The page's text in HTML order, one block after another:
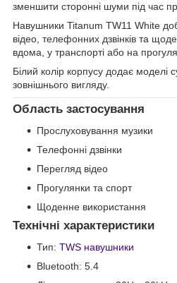
зменшити сторонні шуми під час
Навушники Titanum TW11 White
відео, телефонних дзвінків та
вдома, у транспорті або на
Білий колір корпусу додає моделі
зовнішнього вигляду.
Область застосування
Прослуховування музики
Телефонні дзвінки
Перегляд відео
Прогулянки та спорт
Щоденне використання
Технічні характеристики
Тип: TWS навушники
Bluetooth: 5.4